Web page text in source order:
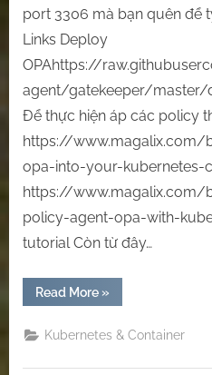
port 3306 mà bạn quên để
Links Deploy
OPAhttps://
agent/gatekeeper/master/
Để thực hiện áp các policy
https://
opa-into-your-
https://
policy-agent-opa-with-
tutorial Còn từ đây…
Read More“[OPA
Gatekeeper]
dụng
openpolicyagent
ngăn
»
Kubernetes & Container